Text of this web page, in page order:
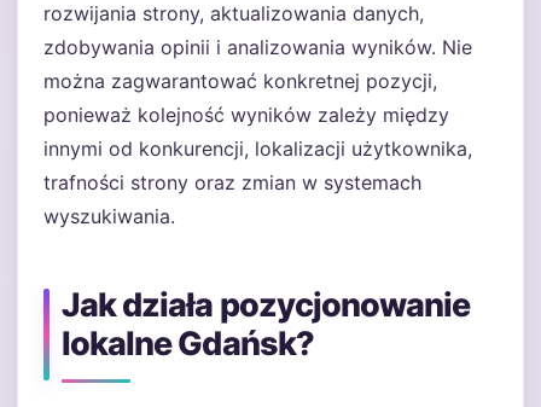
rozwijania strony, aktualizowania danych,
zdobywania opinii i analizowania wyników. Nie
można zagwarantować konkretnej pozycji,
ponieważ kolejność wyników zależy między
innymi od konkurencji, lokalizacji użytkownika,
trafności strony oraz zmian w systemach
wyszukiwania.
Jak działa pozycjonowanie
lokalne Gdańsk?